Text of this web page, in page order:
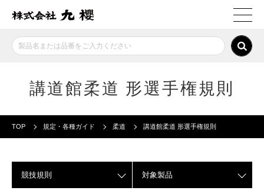
講道館柔道 形選手権規則
TOP 規定・各種ガイド 柔道 講道館柔道 形選手権規則
競技規則 対象製品